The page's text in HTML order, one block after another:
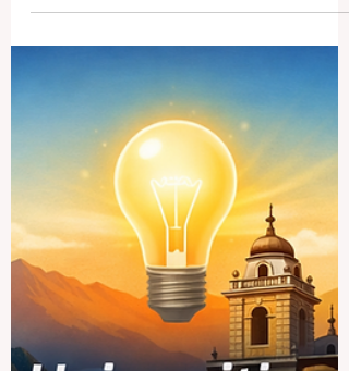
Las mejores universidades
de Tanzania: una guía
sencilla para estudiantes y
familias
Muchas personas hacen una pregunta
directa: ¿cuáles son las mejores
universidades de Tanzania? La respuesta
honesta es que no existe una única mejor
universidad para todos. La elección
correcta depende de lo que el estudiante